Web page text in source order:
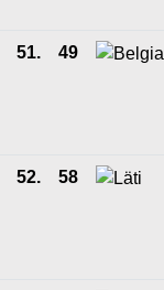
51. 49
52. 58